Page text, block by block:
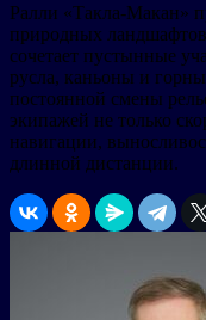
Ралли «Такла-Макан»
природных
сочетает пустынные
русла, каньоны и
постоянной смены
экипажей не только
навигации,
длинной дистанции.